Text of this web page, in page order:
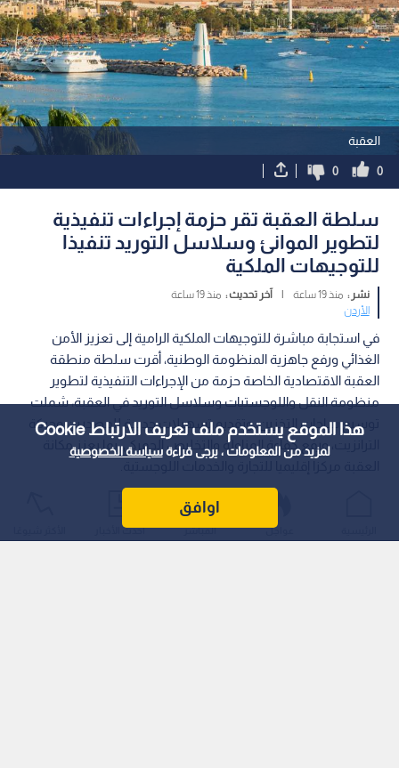
هذا الموقع يستخدم ملف تعريف الارتباط Cookie
لمزيد من المعلومات ، يرجى قراءةسياسة الخصوصية
اوافق
العقبة
0
0
سلطة العقبة تقر حزمة إجراءات تنفيذية
لتطوير الموانئ وسلاسل التوريد تنفيذا
للتوجيهات الملكية
نشر : منذ 19 ساعة آخر تحديث : منذ 19 ساعة
الأردن
في استجابة مباشرة للتوجيهات الملكية الرامية إلى تعزيز الأمن
الغذائي ورفع جاهزية المنظومة الوطنية، أقرت سلطة منطقة
العقبة الاقتصادية الخاصة حزمة من الإجراءات التنفيذية لتطوير
منظومة النقل واللوجستيات وسلاسل التوريد في العقبة، شملت
توسيع ساحات التخزين، وتقديم تسهيلات جديدة للمصدرين وحركة
الترانزيت، ورفع كفاءة المناولة والتخليص الجمركي، بما يعزز مكانة
عواجل المباشر أحدث الأخبار